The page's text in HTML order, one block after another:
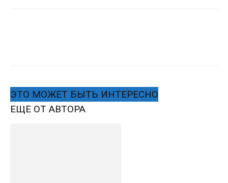
ЭТО МОЖЕТ БЫТЬ ИНТЕРЕСНО
ЕЩЕ ОТ АВТОРА